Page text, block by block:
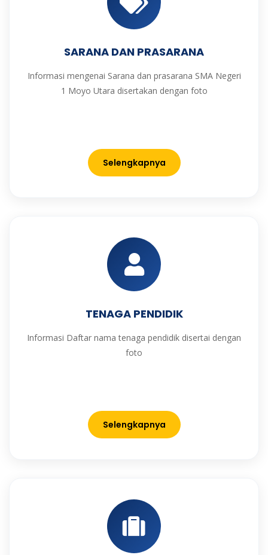
SARANA DAN PRASARANA
Informasi mengenai Sarana dan prasarana SMA Negeri
1 Moyo Utara disertakan dengan foto
Selengkapnya
TENAGA PENDIDIK
Informasi Daftar nama tenaga pendidik disertai dengan
foto
Selengkapnya